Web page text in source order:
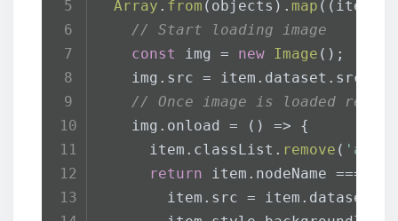
Array . from (objects). map ( ( item
// Start loading image
const
img = new Image ();
    img.
src = item. dataset . src
// Once image is loaded
    img.
onload = () => {
      item.
classList . remove (
return item. nodeName ===
        item.
src = item. dataset